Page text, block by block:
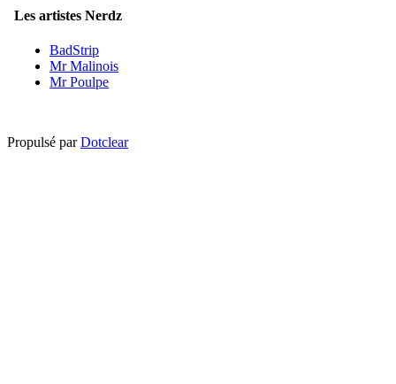
Les artistes Nerdz
BadStrip
Mr Malinois
Mr Poulpe
Propulsé parDotclear